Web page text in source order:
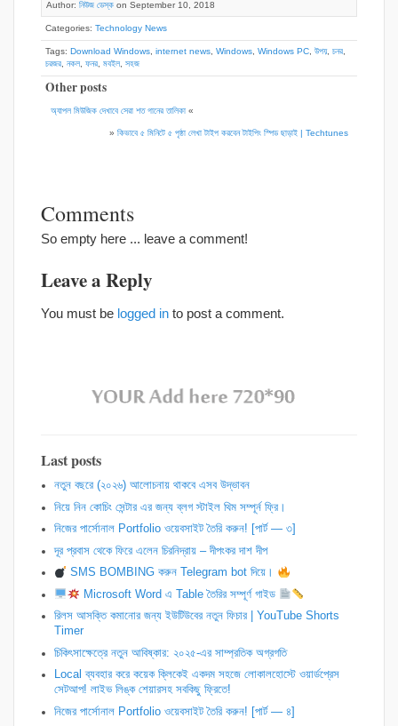
Author: নিউজ ডেস্ক on September 10, 2018
Categories: Technology News
Tags: Download Windows internet news Windows Windows PC উপয়, চনর
চরজর নকল ফনর মবইল সহজ
Other posts
অ্যাপল মিউজিক দেখাবে সেরা শত গানের তালিকা «
» কিভাবে ৫ মিনিটে ৫ পৃষ্ঠা লেখা টাইপ করবেন টাইপিং স্পিড ছাড়াই | Techtunes
Comments
So empty here ... leave a comment!
Leave a Reply
You must be logged in to post a comment.
Last posts
নতুন বছরে (২০২৬) আলোচনায় থাকবে এসব উদ্ভাবন
নিয়ে নিন কোচিং সেন্টার এর জন্য ব্লগ স্টাইল থিম সম্পূর্ন ফ্রি।
নিজের পার্সোনাল Portfolio ওয়েবসাইট তৈরি করুন! [পার্ট — ৩]
দূর প্রবাস থেকে ফিরে এলেন চিরনিদ্রায় – দীপংকর দাশ দীপ
SMS BOMBING করুন Telegram bot দিয়ে।
Microsoft Word এ Table তৈরির সম্পূর্ণ গাইড
রিলস আসক্তি কমানোর জন্য ইউটিউবের নতুন ফিচার | YouTube Shorts
Timer
চিকিৎসাক্ষেত্রে নতুন আবিষ্কার: ২০২৫-এর সাম্প্রতিক অগ্রগতি
Local ব্যবহার করে কয়েক ক্লিকেই একদম সহজে লোকালহোস্টে ওয়ার্ডপ্রেস
সেটআপ! লাইভ লিঙ্ক শেয়ারসহ সবকিছু ফ্রিতে!
নিজের পার্সোনাল Portfolio ওয়েবসাইট তৈরি করুন! [পার্ট — ৪]